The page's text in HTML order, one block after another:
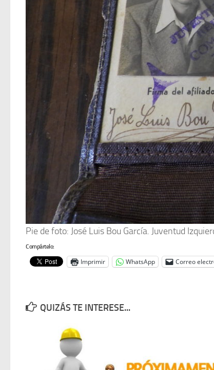
Pie de foto: José Luis Bou García. Juventud
Compártelo:
Imprimir WhatsApp Correo
QUIZÁS TE INTERESE...